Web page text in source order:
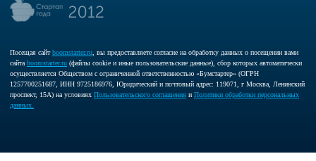
Посещая сайтboomstarter.ru , вы предоставляете согласие на обработку данных о посещении вами
сайта boomstarter.ru (файлы cookie и иные пользовательские данные), сбор которых автоматически
осуществляется Обществом с ограниченной ответственностью «Бумстартер» (ОГРН
1257700251687, ИНН 9725186976, Юридический и почтовый адрес: 119071, г Москва, Ленинский
проспект, 15А) на условиях Пользовательского соглашения и Политики обработки персональных
данных.